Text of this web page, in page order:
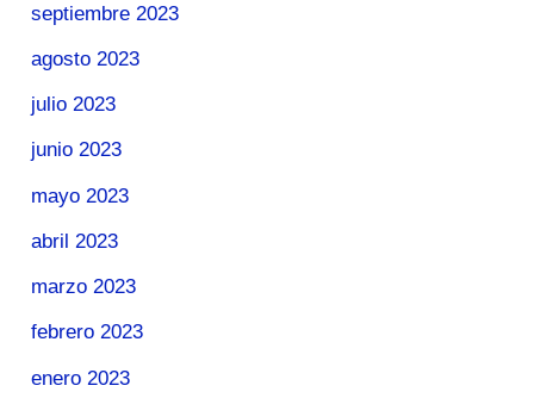
septiembre 2023
agosto 2023
julio 2023
junio 2023
mayo 2023
abril 2023
marzo 2023
febrero 2023
enero 2023